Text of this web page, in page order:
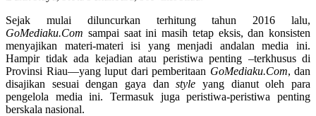
Sejak mulai diluncurkan terhitung tahun 2016 lalu,
GoMediaku.Com sampai saat ini masih tetap eksis, dan konsisten
menyajikan materi-materi isi yang menjadi andalan media ini.
Hampir tidak ada kejadian atau peristiwa penting –terkhusus di
Provinsi Riau—yang luput dari pemberitaan GoMediaku.Com, dan
disajikan sesuai dengan gaya danstyleyang dianut oleh para
pengelola media ini. Termasuk juga peristiwa-peristiwa penting
berskala nasional.